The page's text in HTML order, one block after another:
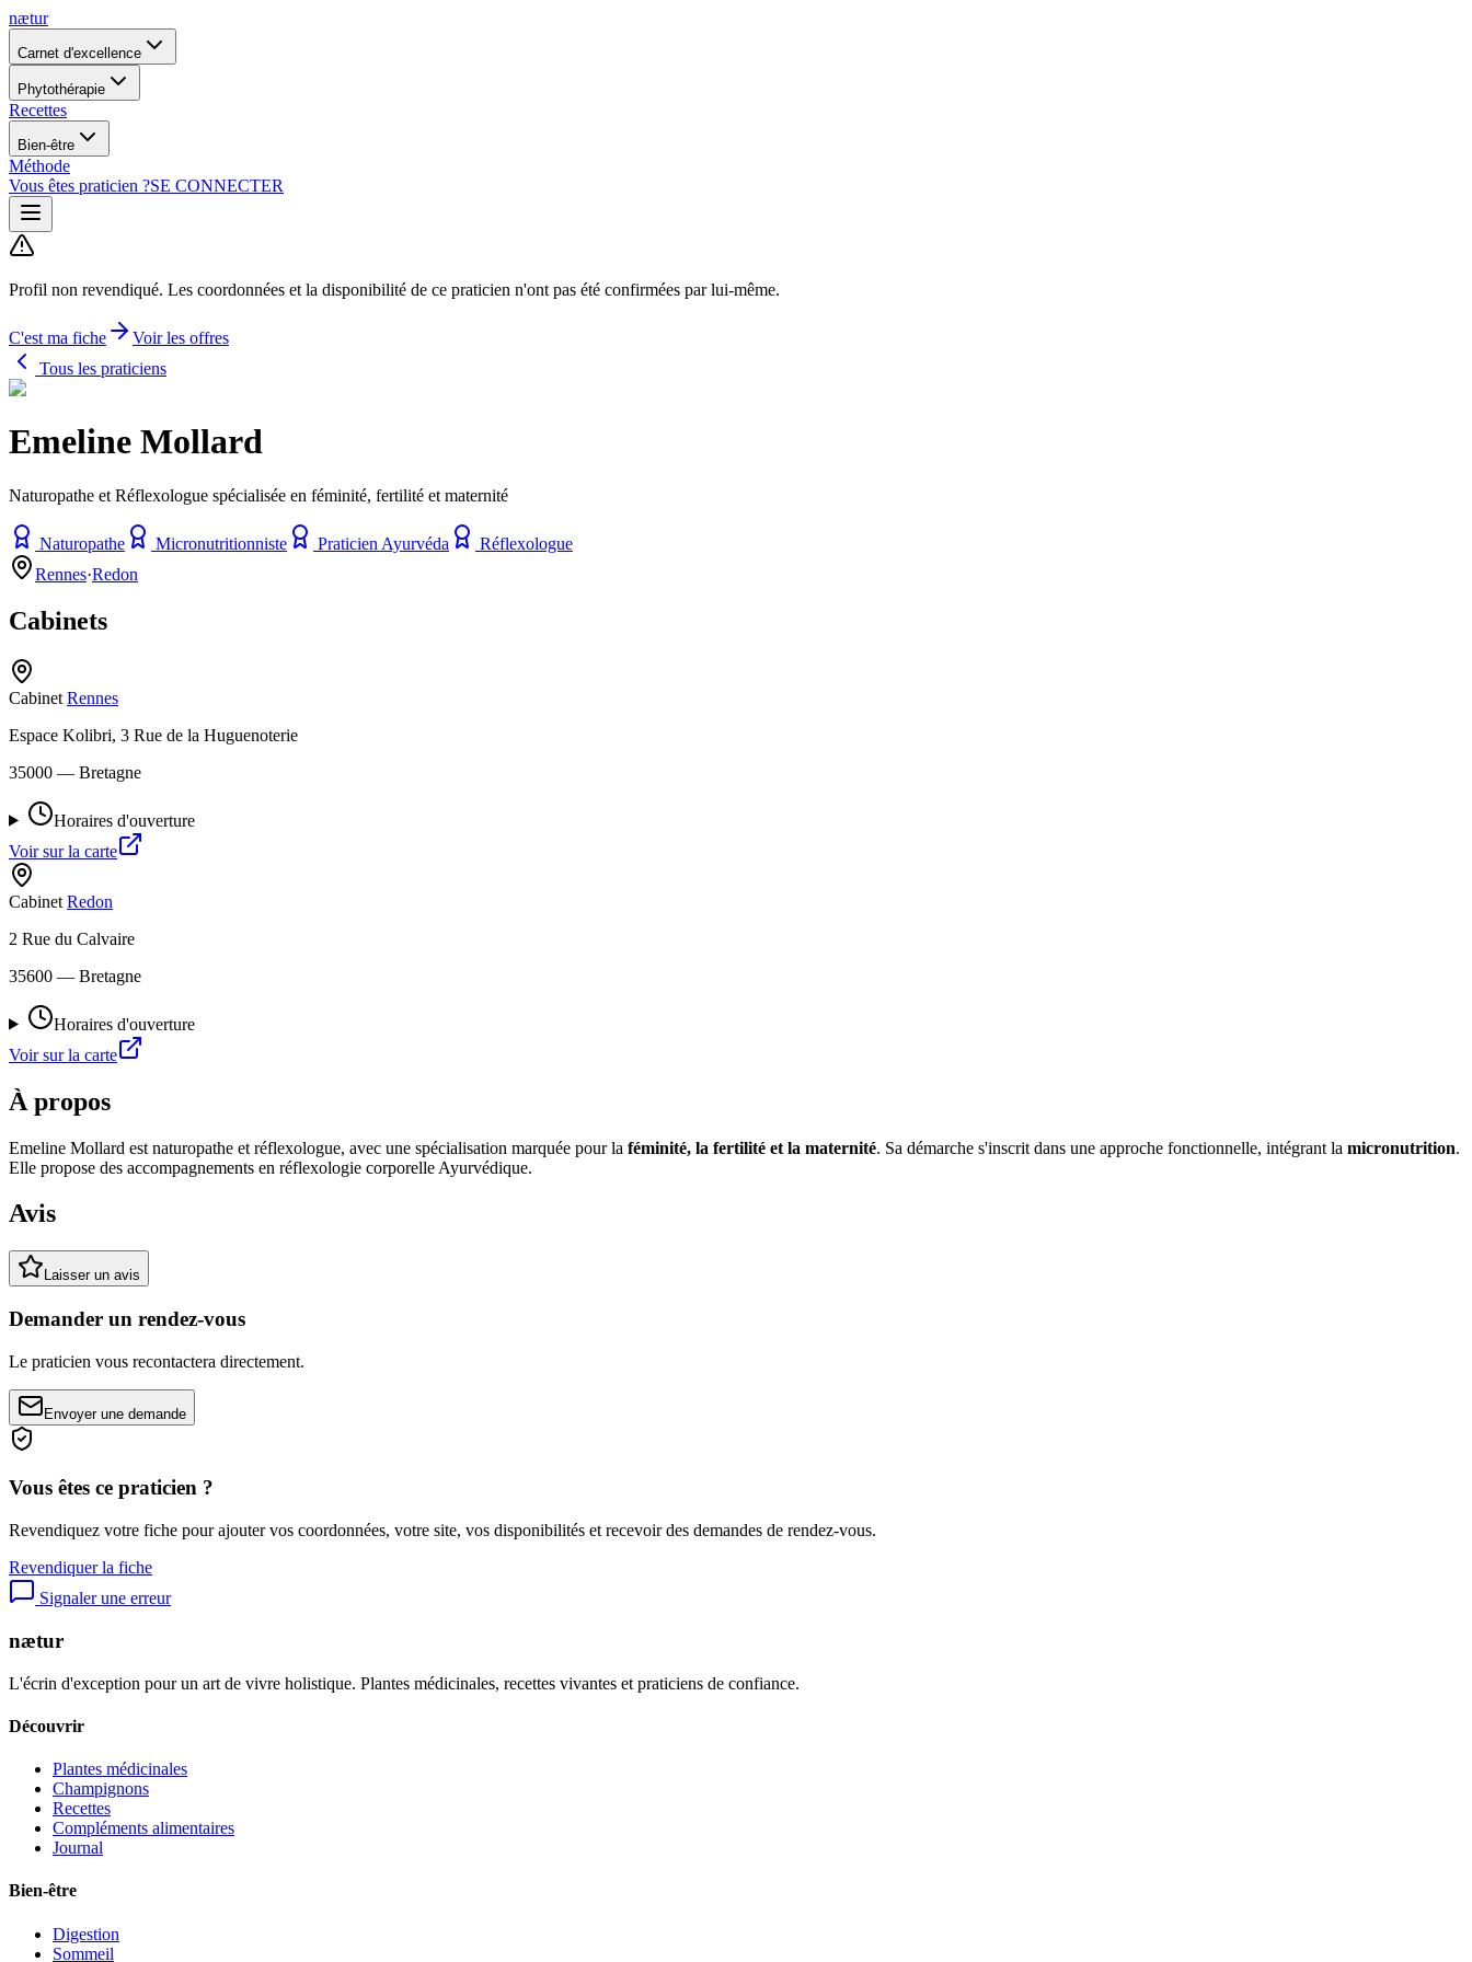
nætur
Carnet d'excellence
Phytothérapie
Recettes
Bien-être
Méthode
Vous êtes praticien ?SE CONNECTER
Profil non revendiqué. Les coordonnées et la disponibilité de ce praticien n'ont pas été confirmées par lui-même.
C'est ma fiche
Voir les offres
Tous les praticiens
Emeline Mollard
Naturopathe et Réflexologue spécialisée en féminité, fertilité et maternité
Naturopathe Micronutritionniste Praticien Ayurvéda
Réflexologue
Rennes·Redon
Cabinets
Cabinet Rennes
Espace Kolibri, 3 Rue de la Huguenoterie
35000 — Bretagne
Horaires d'ouverture
Voir sur la carte
Cabinet Redon
2 Rue du Calvaire
35600 — Bretagne
Horaires d'ouverture
Voir sur la carte
À propos
Emeline Mollard est naturopathe et réflexologue, avec une spécialisation marquée pour la féminité, la fertilité et la maternité. Sa démarche s'inscrit dans une approche fonctionnelle, intégrant la micronutrition.
Elle propose des accompagnements en réflexologie corporelle Ayurvédique.
Avis
Laisser un avis
Demander un rendez-vous
Le praticien vous recontactera directement.
Envoyer une demande
Vous êtes ce praticien ?
Revendiquez votre fiche pour ajouter vos coordonnées, votre site, vos disponibilités et recevoir des demandes de rendez-vous.
Revendiquer la fiche
Signaler une erreur
nætur
L'écrin d'exception pour un art de vivre holistique. Plantes médicinales, recettes vivantes et praticiens de confiance.
Découvrir
Plantes médicinales
Champignons
Recettes
Compléments alimentaires
Journal
Bien-être
Digestion
Sommeil